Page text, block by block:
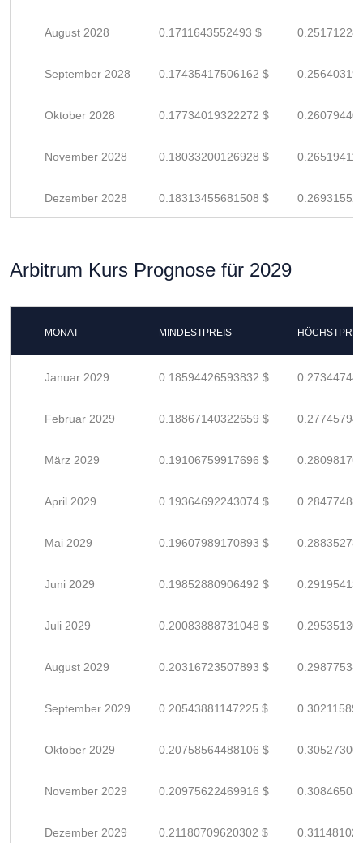
August 2028 0.1711643552493 $
September 2028 0.17435417506162 $
Oktober 2028 0.17734019322272 $
November 2028 0.18033200126928 $
Dezember 2028 0.18313455681508 $
Arbitrum Kurs Prognose für 2029
MONAT MINDESTPREIS
Januar 2029 0.18594426593832 $
Februar 2029 0.18867140322659 $
März 2029 0.19106759917696 $
April 2029 0.19364692243074 $
Mai 2029 0.19607989170893 $
Juni 2029 0.19852880906492 $
Juli 2029 0.20083888731048 $
August 2029 0.20316723507893 $
September 2029 0.20543881147225 $
Oktober 2029 0.20758564488106 $
November 2029 0.20975622469916 $
Dezember 2029 0.21180709620302 $